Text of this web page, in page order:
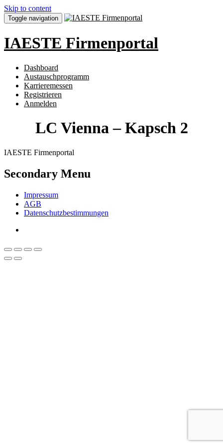
Skip to content
Toggle navigation
IAESTE Firmenportal
Dashboard
Austauschprogramm
Karrieremessen
Registrieren
Anmelden
LC Vienna – Kapsch 2
IAESTE Firmenportal
Secondary Menu
Impressum
AGB
Datenschutzbestimmungen